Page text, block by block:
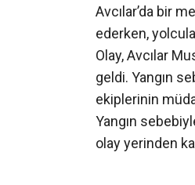
Avcılar’da bir
ederken,
Olay, Avcılar
geldi. Yangın
ekiplerinin
Yangın
olay yerinden